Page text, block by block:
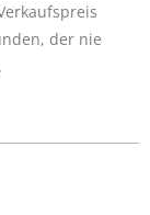
der nie